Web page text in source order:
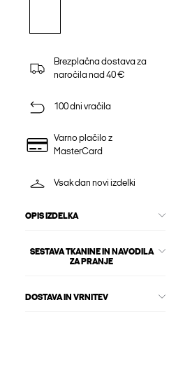
Brezplačna dostava za
naročila nad 40 €
100 dni vračila
Varno plačilo z
MasterCard
Vsak dan novi izdelki
OPIS IZDELKA
SESTAVA TKANINE IN NAVODILA
ZA PRANJE
DOSTAVA IN VRNITEV